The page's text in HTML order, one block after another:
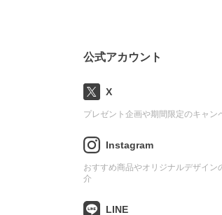
公式アカウント
X
プレゼント企画や期間限定のキャン
Instagram
おすすめ商品やオリジナルデザイン
介
LINE